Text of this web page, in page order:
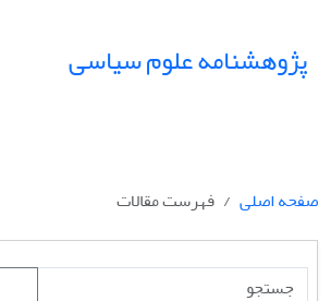
پژوهشنامه علوم سیاسی
صفحه اصلی
فهرست مقالات